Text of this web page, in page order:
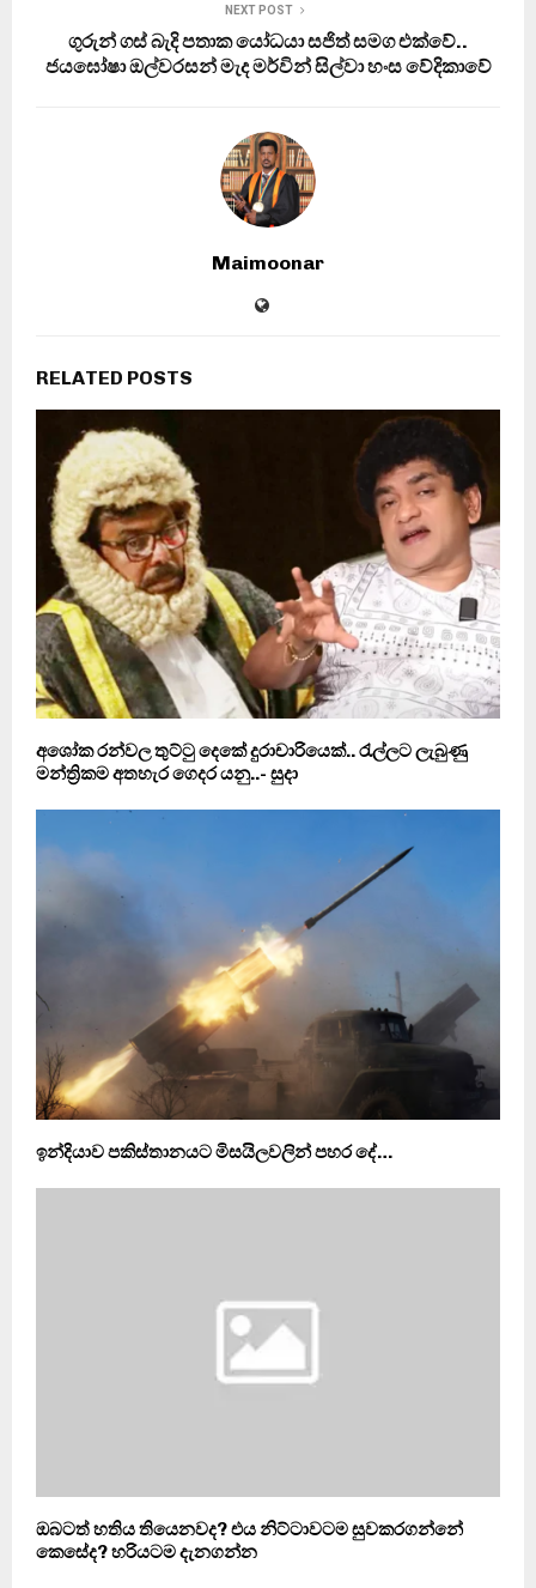
NEXT POST
ගුරුන් ගස් බැදි පතාක යෝධයා සජිත් සමග එක්වේ..
ජයඝෝෂා ඔල්වරසන් මැද මර්වින් සිල්වා හංස වේදිකාවේ
Maimoonar
RELATED POSTS
අශෝක රන්වල තුට්ටු දෙකේ දුරාචාරියෙක්.. රැල්ලට ලැබුණු
මන්ත්‍රිකම අතහැර ගෙදර යනු..- සුදා
ඉන්දියාව පකිස්තානයට මිසයිලවලින් පහර දේ…
ඔබටත් හතිය තියෙනවද? එය නිට්ටාවටම සුවකරගන්නේ
කෙසේද? හරියටම දැනගන්න